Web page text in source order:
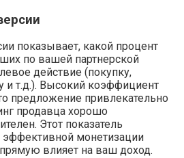
показывает, какой процент
по вашей партнерской
действие (покупку,
и т.д.). Высокий коэффициент
предложение привлекательно
продавца хорошо
Этот показатель
эффективной монетизации
влияет на ваш доход.